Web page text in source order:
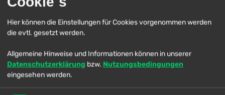
Ankündigungen
4253 Zugriffe
Sun 26. Oct 2025, 13:44
[Sammelthread] Eigene Rangtitel
vonVoidkeeper
Hier können die Einstellungen für Cookies vorgenommen werden
die evtl. gesetzt werden.
Allgemeine Hinweise und Informationen können in unserer
Datenschutzerklärung bzw. Nutzungsbedingungen
eingesehen werden.